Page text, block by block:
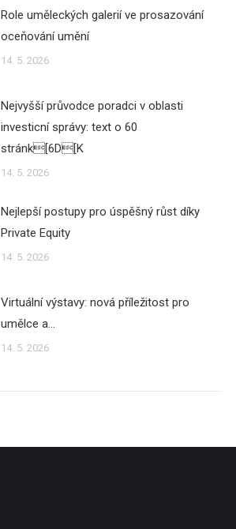
Role uměleckých galerií ve prosazování
oceňování umění
14. 5. 2026
Nejvyšší průvodce poradci v oblasti
investicní správy: text o 60
stránk[6D[K
14. 5. 2026
Nejlepší postupy pro úspěšný růst díky
Private Equity
14. 5. 2026
Virtuální výstavy: nová příležitost pro
umělce a…
14. 5. 2026